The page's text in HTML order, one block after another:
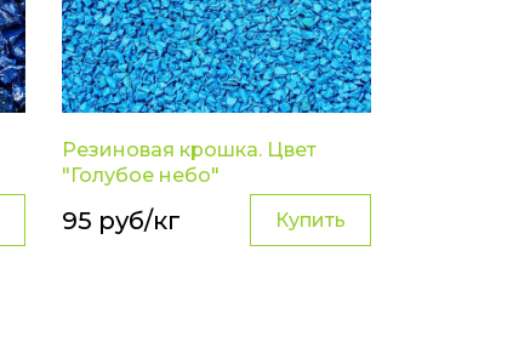
Резиновая крошка. Цвет
"Голубое небо"
95 руб/кг Купить